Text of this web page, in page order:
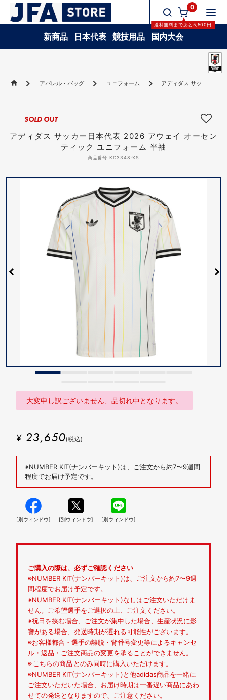
0
送料無料まであと 5,500円
新商品 日本代表 競技用品 国内大会
アパレル・バッグ ユニフォーム アディダス サッカー日
アディダス サッカー日本代表 2026 アウェイ オーセン
ティック ユニフォーム 半袖
商品番号 KD3348-XS
SOLD OUT
大変申し訳ございません、品切れ中となります。
¥ 23,650(税込)
※NUMBER KIT(ナンバーキット)は、ご注文から約7〜9週間
程度でお届け予定です。
[別ウィンドウ] [別ウィンドウ] [別ウィンドウ]
ご購入の際は、必ずご確認ください
※NUMBER KIT(ナンバーキット)は、ご注文から約7〜9週
間程度でお届け予定です。
※NUMBER KIT(ナンバーキット)なしはご注文いただけま
せん。ご希望選手をご選択の上、ご注文ください。
※祝日を挟む場合、ご注文が集中した場合、生産状況に影
響がある場合、発送時期が遅れる可能性がございます。
※お客様都合・選手の離脱・背番号変更等によるキャンセ
ル・返品・ご注文商品の変更を承ることができません。
※ こちらの商品 とのみ同時に購入いただけます。
※NUMBER KIT(ナンバーキット)と他adidas商品を一緒に
ご注文いただいた場合、お届け時期は一番遅い商品にあわ
せての発送となりますので、ご注意ください。